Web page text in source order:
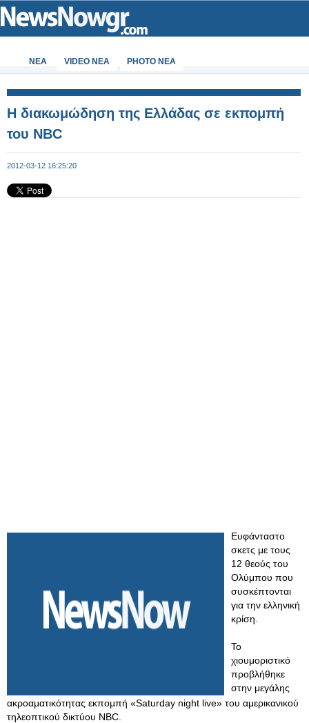
ΝΕΑ VIDEO NEA PHOTO NEA
Η διακωμώδηση της Ελλάδας σε εκπομπή
του NBC
2012-03-12 16:25:20
Ευφάνταστο
σκετς με τους
12 θεούς του
Ολύμπου που
συσκέπτονται
για την ελληνική
κρίση.
Το
χιουμοριστικό
προβλήθηκε
στην μεγάλης
ακροαματικότητας εκπομπή «Saturday night live» του αμερικανικού
τηλεοπτικού δικτύου NBC.